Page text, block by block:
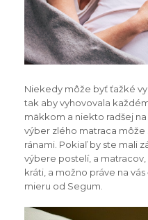
Niekedy môže byť ťažké
tak aby vyhovovala
mäkkom a niekto radšej
výber zlého matraca
ránami. Pokiaľ by ste mali
výbere postelí, a
kráti, a možno práve na
mieru od Segum.